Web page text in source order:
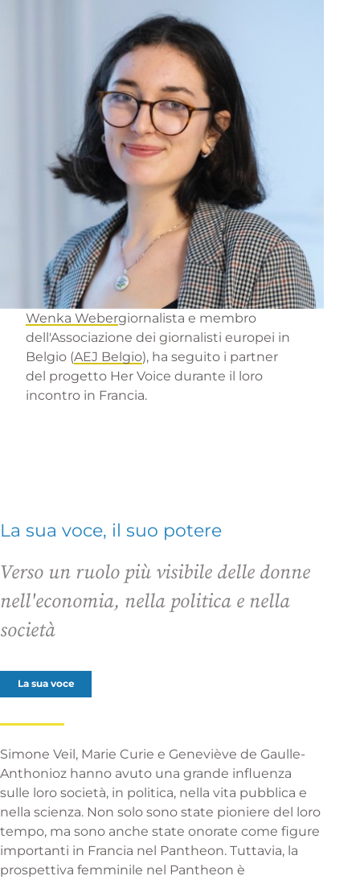
Wenka Webergiornalista e membro
dell'Associazione dei giornalisti europei in
Belgio (AEJ Belgio), ha seguito i partner
del progetto Her Voice durante il loro
incontro in Francia.
La sua voce, il suo potere
Verso un ruolo più visibile delle donne
nell'economia, nella politica e nella
società
La sua voce
Simone Veil, Marie Curie e Geneviève de Gaulle-
Anthonioz hanno avuto una grande influenza
sulle loro società, in politica, nella vita pubblica e
nella scienza. Non solo sono state pioniere del loro
tempo, ma sono anche state onorate come figure
importanti in Francia nel Pantheon. Tuttavia, la
prospettiva femminile nel Pantheon è